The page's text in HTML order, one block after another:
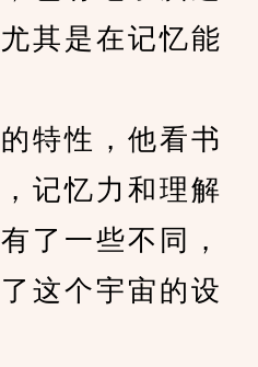
其是在记忆能
性，他看书
记忆力和理解
了一些不同，
这个宇宙的设